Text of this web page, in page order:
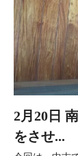
2月20日
をさせ...